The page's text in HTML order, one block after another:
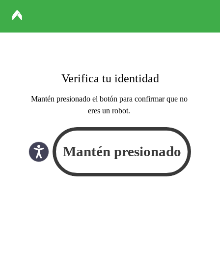
Verifica tu identidad
Mantén presionado el botón para confirmar que no
eres un robot.